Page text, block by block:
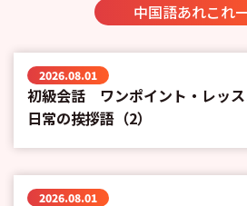
中国語あれこれ
2026.08.01
初級会話 ワンポイント・レッ
日常の挨拶語（2）
2026.08.01